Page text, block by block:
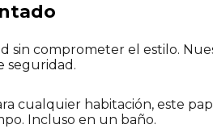
sin comprometer el estilo.
seguridad.
cualquier habitación, este
Incluso en un baño.